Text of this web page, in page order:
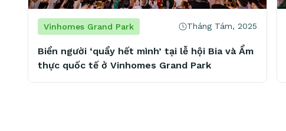
Vinhomes Grand Park Tháng Tám, 2025
Biển người ‘quẩy hết mình’ tại lễ hội Bia và Ẩm
thực quốc tế ở Vinhomes Grand Park